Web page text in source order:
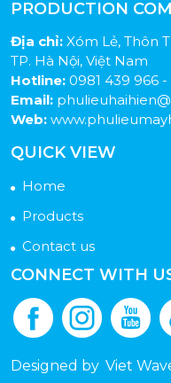
PRODUCTION
Địa chỉ: Xóm Lẻ, Thôn
TP. Hà Nội, Việt Nam
Hotline: 0981 439 966
Email:
Web:
QUICK VIEW
Home
Products
Contact us
CONNECT WITH
Designed by Viet